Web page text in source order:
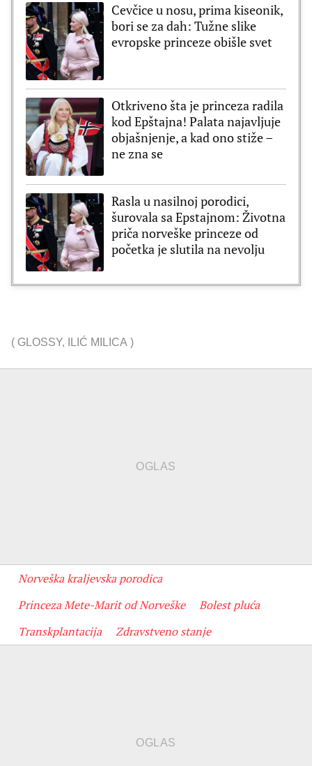
Cevčice u nosu, prima kiseonik,
bori se za dah: Tužne slike
evropske princeze obišle svet
Otkriveno šta je princeza radila
kod Epštajna! Palata najavljuje
objašnjenje, a kad ono stiže –
ne zna se
Rasla u nasilnoj porodici,
šurovala sa Epstajnom: Životna
priča norveške princeze od
početka je slutila na nevolju
( GLOSSY, ILIĆ MILICA )
Norveška kraljevska porodica
Princeza Mete-Marit od Norveške
Bolest pluća
Transkplantacija
Zdravstveno stanje